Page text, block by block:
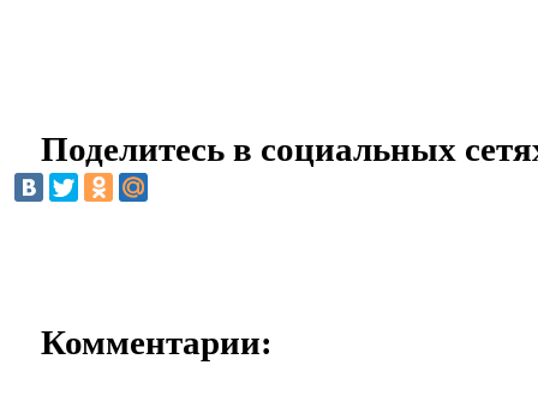
Поделитесь в социальных
Комментарии: